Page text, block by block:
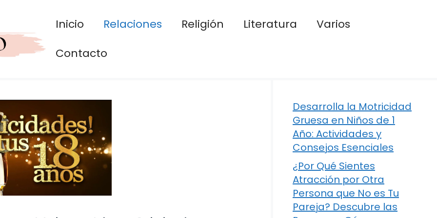
Inicio Relaciones Religión Literatura
Varios
Contacto
Desarrolla la Motricidad
Gruesa en Niños de 1
Año: Actividades y
Consejos Esenciales
¿Por Qué Sientes
Atracción por Otra
Persona que No es Tu
Pareja? Descubre las